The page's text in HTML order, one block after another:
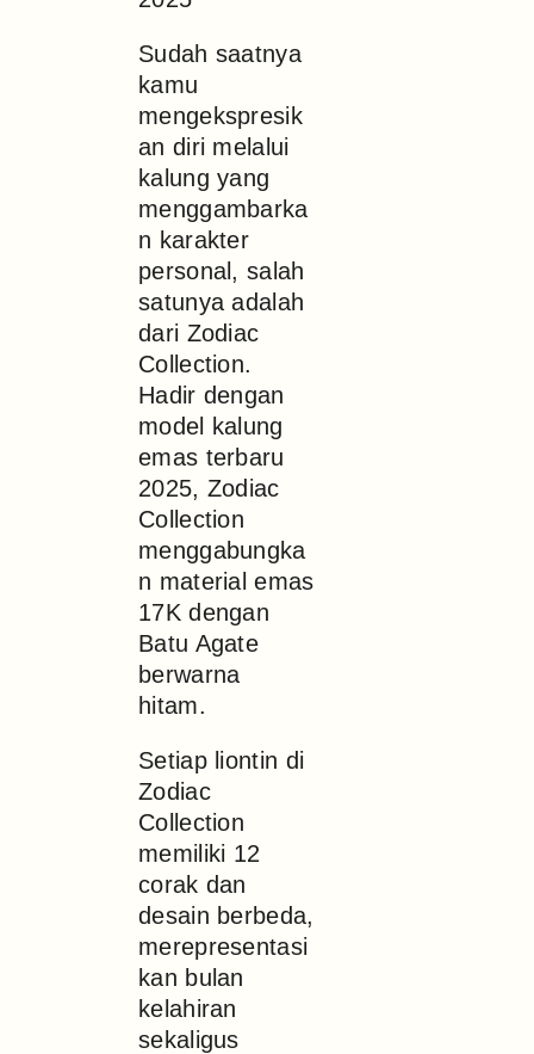
Sudah saatnya
kamu
mengekspresik
an diri melalui
kalung yang
menggambarka
n karakter
personal, salah
satunya adalah
dari Zodiac
Collection.
Hadir dengan
model kalung
emas terbaru
2025, Zodiac
Collection
menggabungka
n material emas
17K dengan
Batu Agate
berwarna
hitam.
Setiap liontin di
Zodiac
Collection
memiliki 12
corak dan
desain berbeda,
merepresentasi
kan bulan
kelahiran
sekaligus